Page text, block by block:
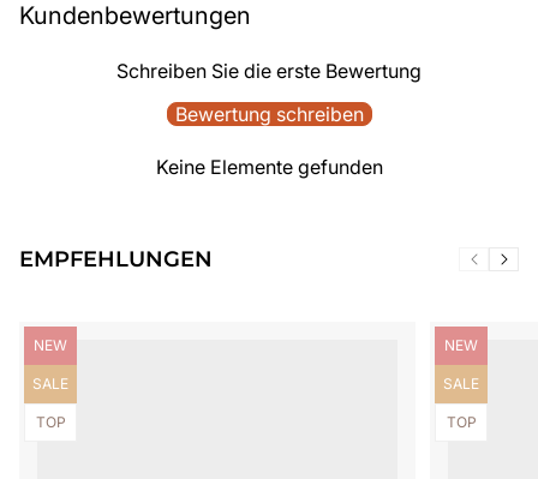
Kundenbewertungen
Schreiben Sie die erste Bewertung
Bewertung schreiben
Keine Elemente gefunden
EMPFEHLUNGEN
Produktbezeichnung:
NEW
Produktbezeichnung:
SALE
Produktbezeichnung:
TOP
NEW
SALE
TOP